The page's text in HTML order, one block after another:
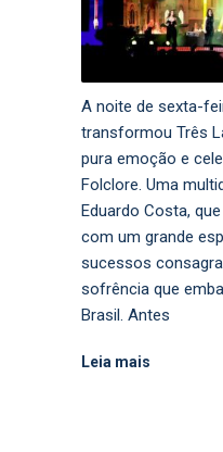
A noite de sexta-
transformou Três
pura emoção e
Folclore. Uma
Eduardo Costa,
com um grande
sucessos
sofrência que
Brasil. Antes
Leia mais